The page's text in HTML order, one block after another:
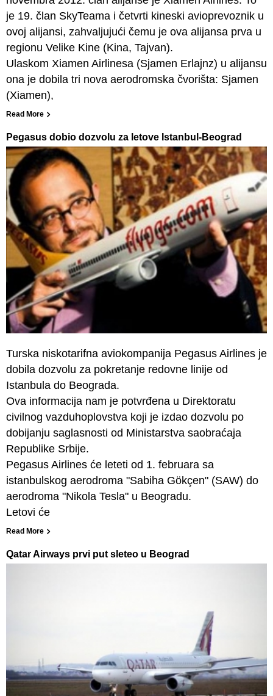
je 19. član SkyTeama i četvrti kineski avioprevoznik u
ovoj alijansi, zahvaljujući čemu je ova alijansa prva u
regionu Velike Kine (Kina, Tajvan).
Ulaskom Xiamen Airlinesa (Sjamen Erlajnz) u alijansu
ona je dobila tri nova aerodromska čvorišta: Sjamen
(Xiamen),
Read More
Pegasus dobio dozvolu za letove Istanbul-Beograd
Turska niskotarifna aviokompanija Pegasus Airlines je
dobila dozvolu za pokretanje redovne linije od
Istanbula do Beograda.
Ova informacija nam je potvrđena u Direktoratu
civilnog vazduhoplovstva koji je izdao dozvolu po
dobijanju saglasnosti od Ministarstva saobraćaja
Republike Srbije.
Pegasus Airlines će leteti od 1. februara sa
istanbulskog aerodroma "Sabiha Gökçen" (SAW) do
aerodroma "Nikola Tesla" u Beogradu.
Letovi će
Read More
Qatar Airways prvi put sleteo u Beograd